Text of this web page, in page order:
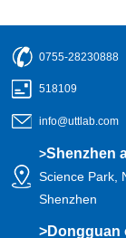
0755-28230888
518109
info@uttlab.com
>Shenzhen
Science Park,
Shenzhen
>